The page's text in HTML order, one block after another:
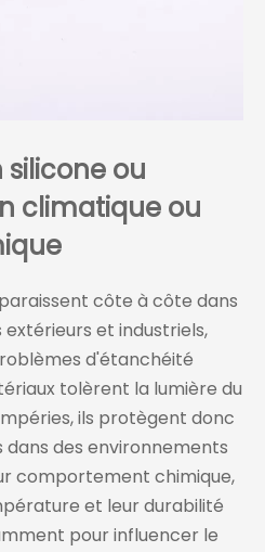
ou
climatique ou
côte à côte dans
et industriels,
d'étanchéité
tolèrent la lumière du
ils protègent donc
dans des environnements
comportement chimique,
et leur durabilité
pour influencer le